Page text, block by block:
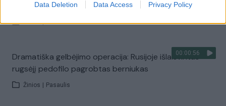
Data Deletion Data Access Privacy Policy
mergaičių: išpuolį surengė ginkluoti banditai
Žinios | Pasaulis
00:00:56
Dramatiška gelbėjimo operacija: Rusijoje išlaisvintas
rugsėjį pedofilo pagrobtas berniukas
Žinios Pasaulis